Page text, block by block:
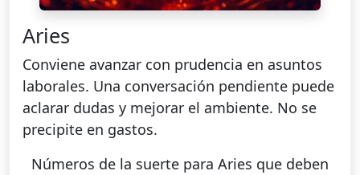
Aries
Conviene avanzar con prudencia en asuntos
laborales. Una conversación pendiente puede
aclarar dudas y mejorar el ambiente. No se
precipite en gastos.
Números de la suerte para Aries que deben